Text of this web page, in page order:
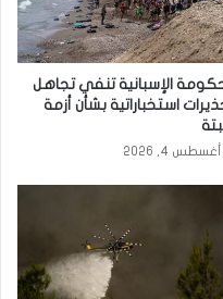
الإسبانية تنفي تجاهل
استخباراتية بشأن أزمة
أغسطس 4, 2026